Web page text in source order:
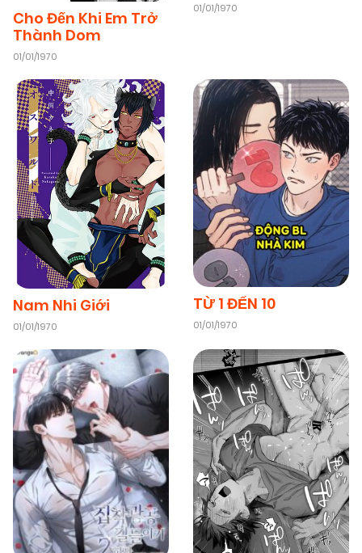
Cho Đến Khi Em Trở
Thành Dom
01/01/1970
01/01/1970
Nam Nhi Giới
01/01/1970
TỪ 1 ĐẾN 10
01/01/1970